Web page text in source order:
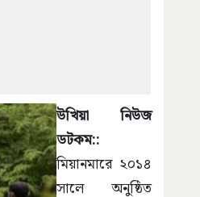
উখিয়া নিউজ
ডটকম::
মিয়ানমারে ২০১৪
সালে অনুষ্ঠিত